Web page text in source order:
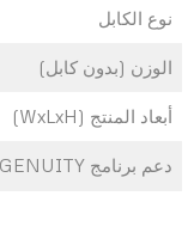
نوع الكابل
الوزن (بدون كابل)
أبعاد المنتج (WxLxH)
دعم برنامج NGENUITY